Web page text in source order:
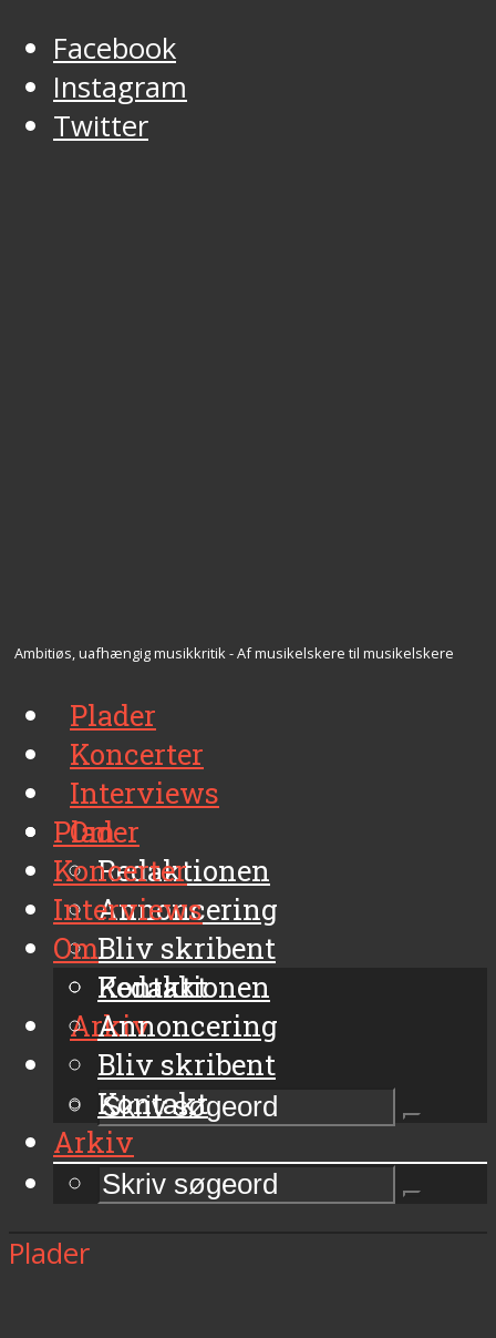
Facebook
Instagram
Twitter
Ambitiøs, uafhængig musikkritik - Af musikelskere til musikelskere
Plader
Koncerter
Interviews
Om
Redaktionen
Annoncering
Bliv skribent
Kontakt
Arkiv
Plader
Koncerter
Interviews
Om
Redaktionen
Annoncering
Bliv skribent
Kontakt
Arkiv
Plader